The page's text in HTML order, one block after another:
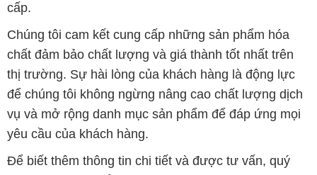
cấp.
Chúng tôi cam kết cung cấp những sản phẩm hóa
chất đảm bảo chất lượng và giá thành tốt nhất trên
thị trường. Sự hài lòng của khách hàng là động lực
để chúng tôi không ngừng nâng cao chất lượng dịch
vụ và mở rộng danh mục sản phẩm để đáp ứng mọi
yêu cầu của khách hàng.
Để biết thêm thông tin chi tiết và được tư vấn, quý